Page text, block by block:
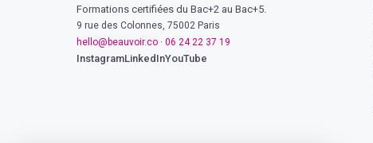
Formations certifiées du Bac+2 au Bac+5.
9 rue des Colonnes, 75002 Paris
hello@beauvoir.co · 06 24 22 37 19
InstagramLinkedInYouTube